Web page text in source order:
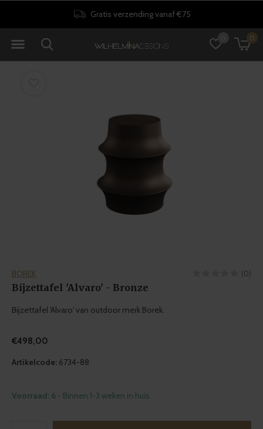
0
Gratis verzending vanaf €75
BOREK (0)
Bijzettafel 'Alvaro' - Bronze
Bijzettafel 'Alvaro' van outdoor merk Borek.
€498,00
Artikelcode: 6734-88
Voorraad: 6 - Binnen 1-3 weken in huis